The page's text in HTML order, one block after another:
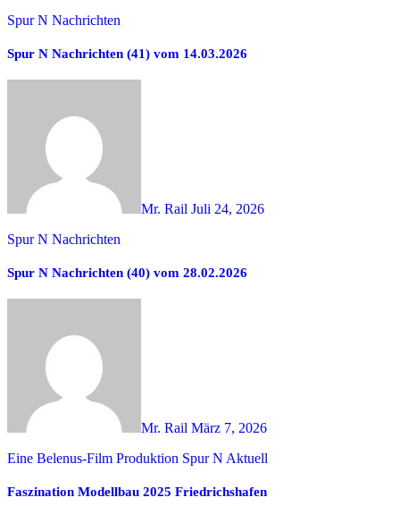
Spur N Nachrichten
Spur N Nachrichten (41) vom 14.03.2026
Mr. Rail Juli 24, 2026
Spur N Nachrichten
Spur N Nachrichten (40) vom 28.02.2026
Mr. Rail März 7, 2026
Eine Belenus-Film Produktion Spur N Aktuell
Faszination Modellbau 2025 Friedrichshafen